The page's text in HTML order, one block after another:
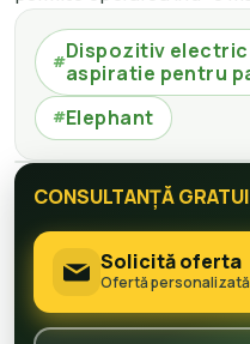
#Dispozitiv
aspiratie pentru
#Elephant
CONSULTANȚĂ
Solicită oferta
Ofertă